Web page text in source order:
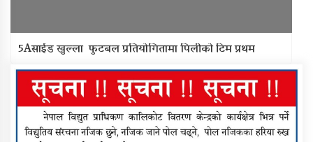
5Aसाईड खुल्ला फुटबल प्रतियोगितामा पिलीको टिम प्रथम